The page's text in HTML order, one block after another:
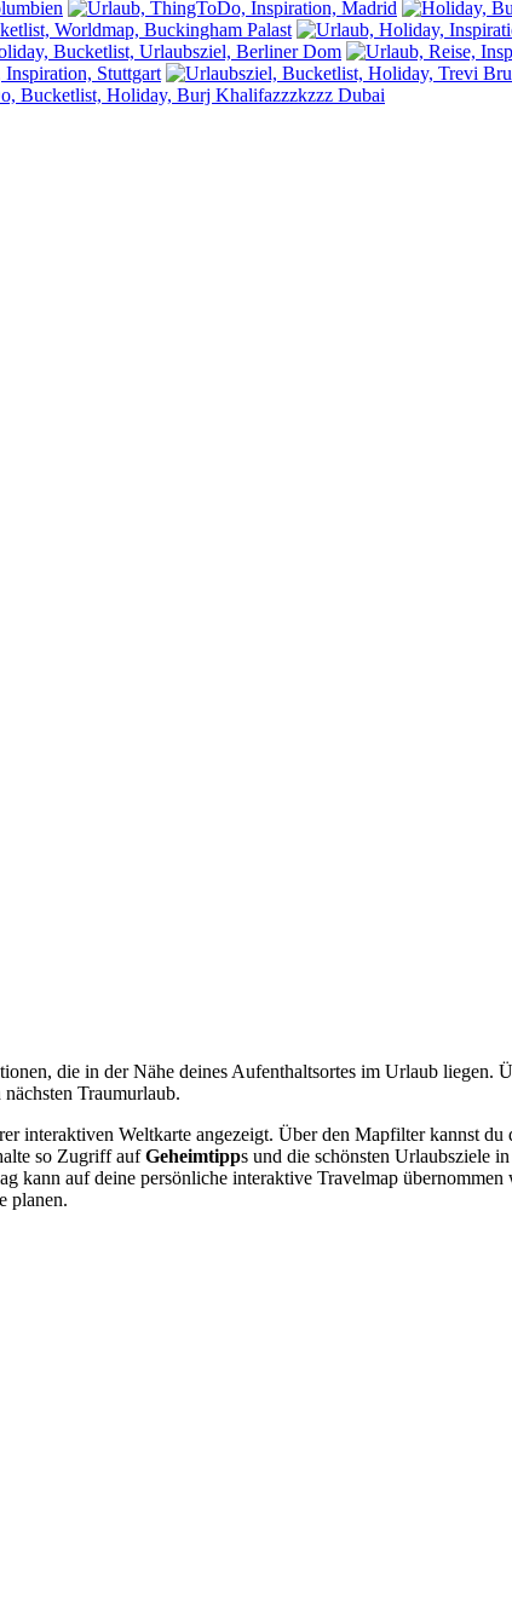
die in der Nähe deines Aufenthaltsortes im Urlaub liegen.
Traumurlaub.
interaktiven Weltkarte angezeigt. Über den Mapfilter kannst
so Zugriff aufGeheimtipps und die schönsten Urlaubsziele
kann auf deine persönliche interaktive Travelmap
planen.